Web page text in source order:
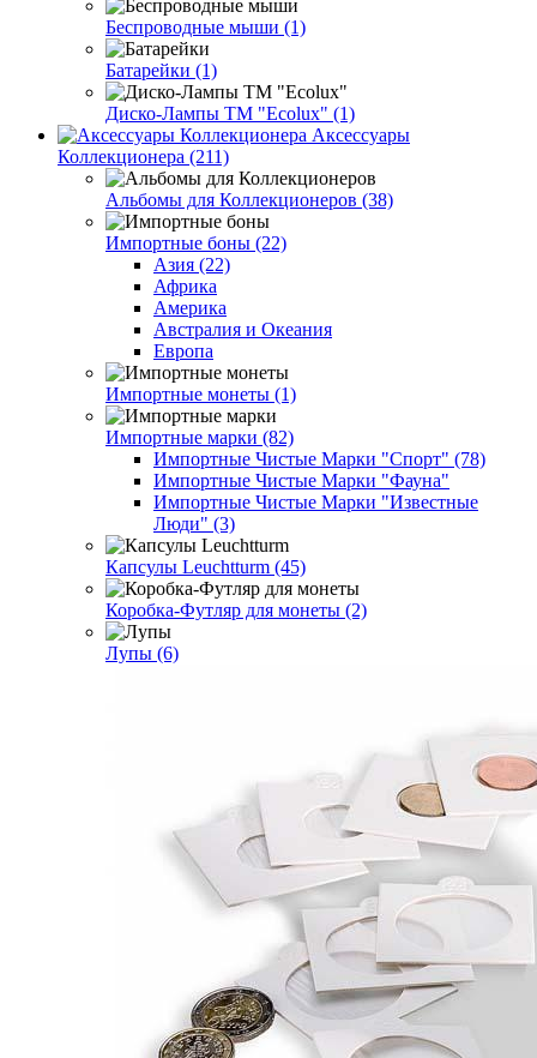
Беспроводные мыши (1)
Батарейки (1)
Диско-Лампы ТМ "Ecolux" (1)
Аксессуары
Коллекционера (211)
Альбомы для Коллекционеров (38)
Импортные боны (22)
Азия (22)
Африка
Америка
Австралия и Океания
Европа
Импортные монеты (1)
Импортные марки (82)
Импортные Чистые Марки "Спорт" (78)
Импортные Чистые Марки "Фауна"
Импортные Чистые Марки "Известные
Люди" (3)
Капсулы Leuchtturm (45)
Коробка-Футляр для монеты (2)
Лупы (6)